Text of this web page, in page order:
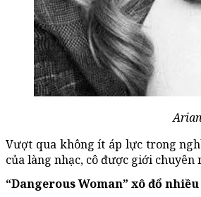
Vượt qua không ít áp lực trong
của làng nhạc, cô được giới
“Dangerous Woman” xô đổ